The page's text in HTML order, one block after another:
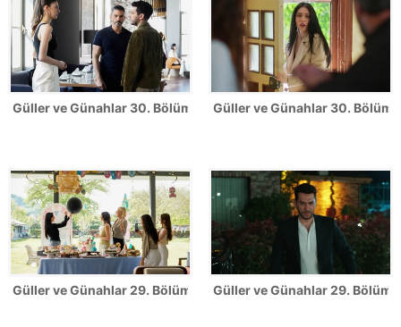
Güller ve Günahlar 30. Bölüm FotoğraflarıGüller ve Günahlar 30.
Güller ve Günahlar 29. Bölüm FotoğraflarıGüller ve Günahlar 29.